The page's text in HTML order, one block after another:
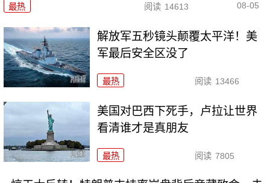
最热 阅读 14613 08-05
解放军五秒镜头颠覆太平洋！美
军最后安全区没了
最热 阅读 13466
美国对巴西下死手，卢拉让世界
看清谁才是真朋友
最热 阅读 7805